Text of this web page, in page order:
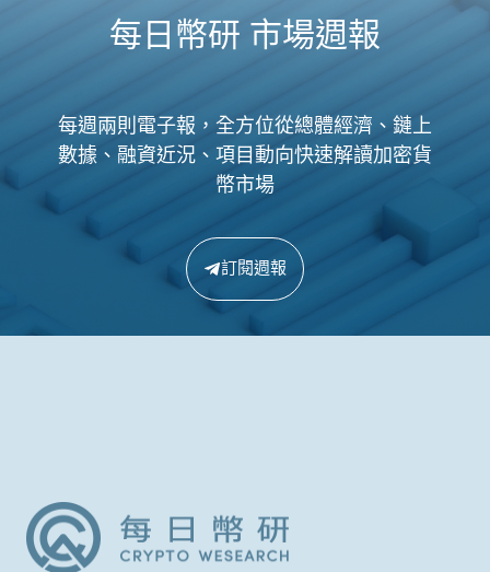
每日幣研 市場週報
每週兩則電子報，全方位從總體經濟、鏈上
數據、融資近況、項目動向快速解讀加密貨
幣市場
訂閱週報